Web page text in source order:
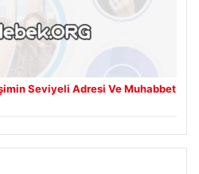
Seviyeli Adresi Ve Muhabbet